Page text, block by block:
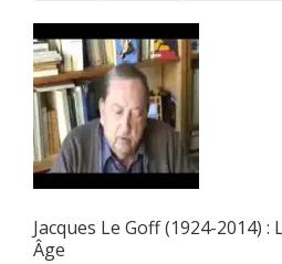
Jacques Le Goff (1924-2014)
Âge